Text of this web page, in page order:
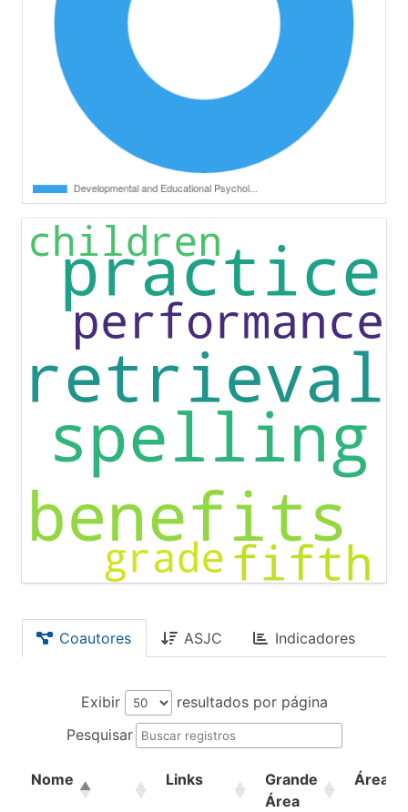
Coautores ASJC Indicadores
Exibir
resultados por página
Pesquisar
Nome Links
Grande
Área
Área